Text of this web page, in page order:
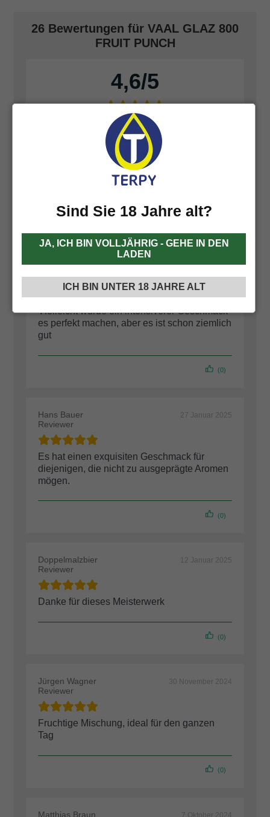
26 Bewertungen für VAAL GLAZ 800
FRUIT PUNCH
4,6
Basierend auf 26 Bewertungen
Füge deine Bewertung hinzu
Reviewer
Vielleicht würde ein intensiverer Geschmack
es perfekt machen, aber es ist schon ziemlich
gut
(0)
Hans Bauer
Reviewer
27 Januar 2025
Es hat einen exquisiten Geschmack für
diejenigen, die nicht zu ausgeprägte Aromen
mögen.
(0)
Doppelmalzbier
Reviewer
12 Januar 2025
Danke für dieses Meisterwerk
(0)
Jürgen Wagner
Reviewer
30 November 2024
Fruchtige Mischung, ideal für den ganzen
Tag
(0)
Matthias Braun
7 Oktober 2024
Sind Sie 18 Jahre alt?
JA, ICH BIN VOLLJÄHRIG - GEHE IN DEN
LADEN
ICH BIN UNTER 18 JAHRE ALT